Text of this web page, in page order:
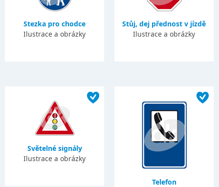
Stezka pro chodce
Ilustrace a obrázky
Stůj, dej přednost v jízdě
Ilustrace a obrázky
Světelné signály
Ilustrace a obrázky
Telefon